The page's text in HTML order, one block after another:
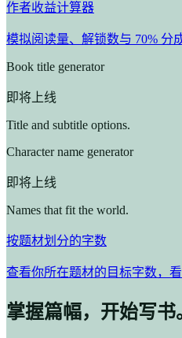
作者收益计算器
模拟阅读量、解锁数与 70% 分
Book title generator
即将上线
Title and subtitle options.
Character name generator
即将上线
Names that fit the world.
按题材划分的字数
查看你所在题材的目标字数，
掌握篇幅，开始写书